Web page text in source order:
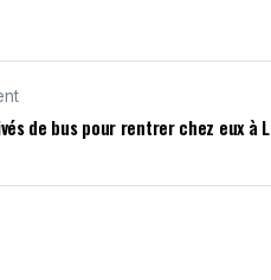
de bus pour rentrer chez eux à